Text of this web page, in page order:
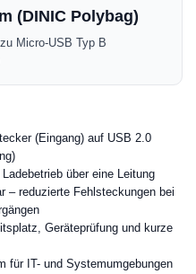
(DINIC Polybag)
Micro-USB Typ B
(Eingang) auf USB 2.0
über eine Leitung
– reduzierte Fehlsteckungen bei
Geräteprüfung und kurze
für IT- und Systemumgebungen